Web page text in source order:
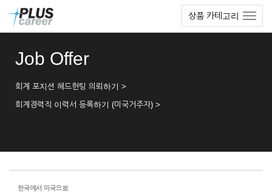
상품 카테고리
Job Offer
회계 포지션 헤드헌팅 의뢰하기 >
회계경력직 이력서 등록하기 (미국거주자) >
한국에서 미국으로